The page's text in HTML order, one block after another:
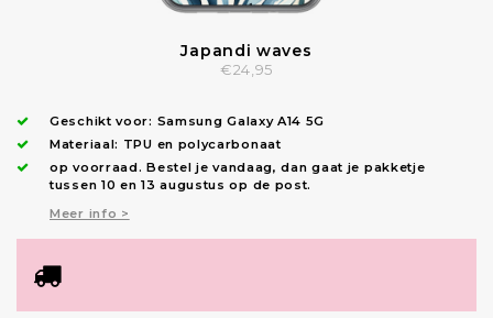
Japandi waves
€24,95
Geschikt voor: Samsung Galaxy A14 5G
Materiaal: TPU en polycarbonaat
op voorraad.Bestel je vandaag, dan gaat je pakketje
tussen 10 en 13 augustus op de post.
Meer info >